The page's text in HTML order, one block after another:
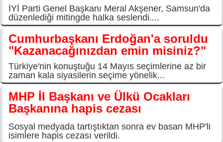
İYİ Parti Genel Başkanı Meral Akşener, Samsun'da
düzenlediği mitingde halka seslendi....
Cumhurbaşkanı Erdoğan'a soruldu
"Kazanacağınızdan emin misiniz?"
Türkiye'nin konuştuğu 14 Mayıs seçimlerine az bir
zaman kala siyasilerin seçime yönelik...
MHP İl Başkanı ve Ülkü Ocakları
Başkanına hapis cezası
Sosyal medyada tartıştıktan sonra ev basan MHP'li
isimlere hapis cezası verildi.